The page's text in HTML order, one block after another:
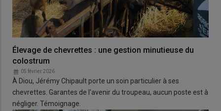
Élevage de chevrettes : une gestion minutieuse du
colostrum
05 février 2026
À Diou, Jérémy Chipault porte un soin particulier à ses
chevrettes. Garantes de l'avenir du troupeau, aucun poste est à
négliger. Témoignage.